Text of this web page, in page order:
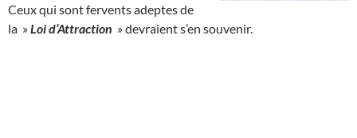
Ceux qui sont fervents adeptes de
la »Loi d’Attraction » devraient s’en souvenir.